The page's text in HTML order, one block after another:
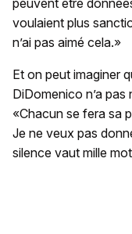
peuvent être
voulaient plus
n’ai pas aimé cela.»
Et on peut imaginer
DiDomenico n’a
«Chacun se fera sa
Je ne veux pas
silence vaut mille